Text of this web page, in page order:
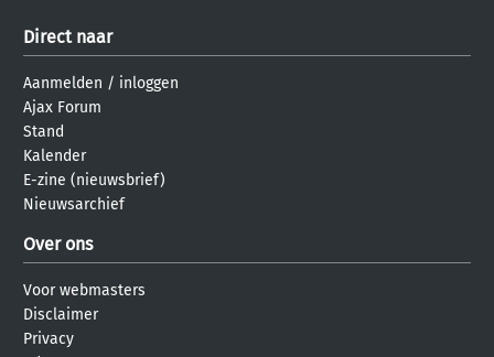
Direct naar
Aanmelden / inloggen
Ajax Forum
Stand
Kalender
E-zine (nieuwsbrief)
Nieuwsarchief
Over ons
Voor webmasters
Disclaimer
Privacy